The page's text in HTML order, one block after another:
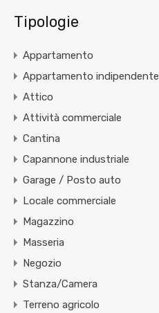
Tipologie
Appartamento
Appartamento indipendente
Attico
Attività commerciale
Cantina
Capannone industriale
Garage / Posto auto
Locale commerciale
Magazzino
Masseria
Negozio
Stanza/Camera
Terreno agricolo